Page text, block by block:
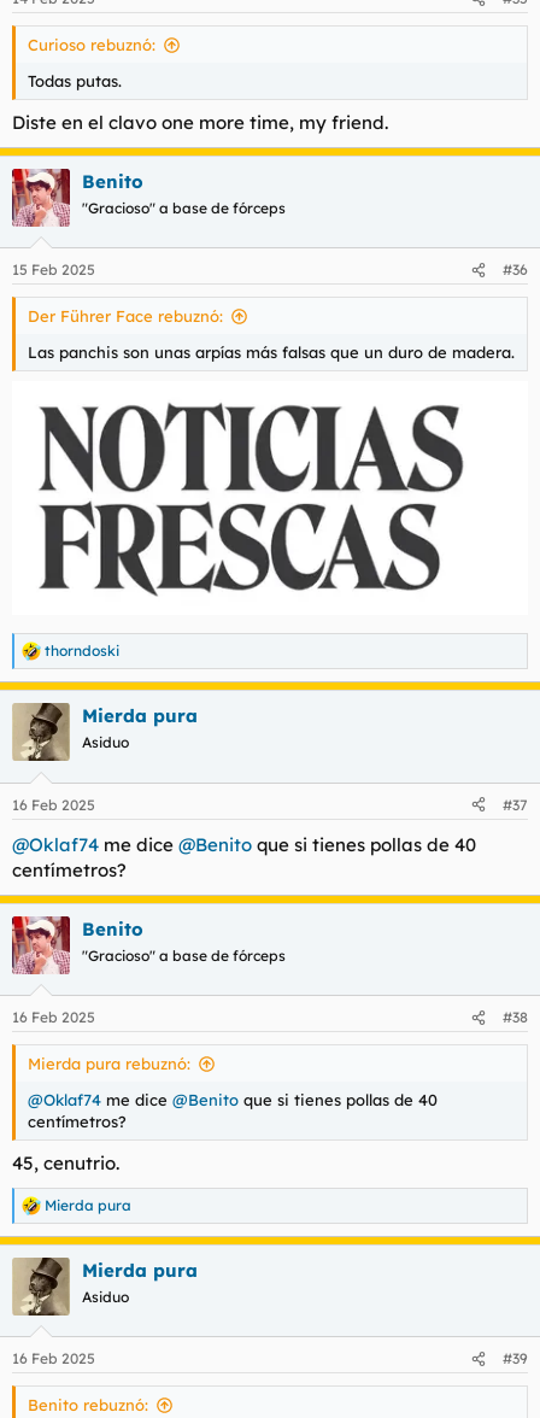
Curioso rebuznó:
Todas putas.
Diste en el clavo one more time, my friend.
Benito
"Gracioso" a base de fórceps
15 Feb 2025 #36
Der Führer Face rebuznó:
Las panchis son unas arpías más falsas que un duro de madera.
R
e
a
i
e
:
thorndoski
Mierda pura
Asiduo
16 Feb 2025 #37
@Oklaf74 me dice @Benito que si tienes pollas de 40
centímetros?
Benito
"Gracioso" a base de fórceps
16 Feb 2025 #38
Mierda pura rebuznó:
@Oklaf74 me dice @Benito que si tienes pollas de 40
centímetros?
45, cenutrio.
R
e
a
i
e
s
Mierda pura
Mierda pura
Asiduo
16 Feb 2025 #39
Benito rebuznó: